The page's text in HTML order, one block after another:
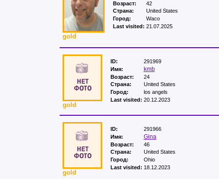
gold
Возраст:
42
Страна:
United States
Город:
Waco
Last visited: 21.07.2025
gold
ID:
291969
Имя:
kmb
Возраст:
24
Страна:
United States
Город:
los angels
Last visited: 20.12.2023
gold
ID:
291966
Имя:
Gina
Возраст:
46
Страна:
United States
Город:
Ohio
Last visited: 18.12.2023